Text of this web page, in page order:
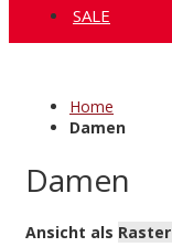
SALE
Home
Damen
Damen
Ansicht als Raster